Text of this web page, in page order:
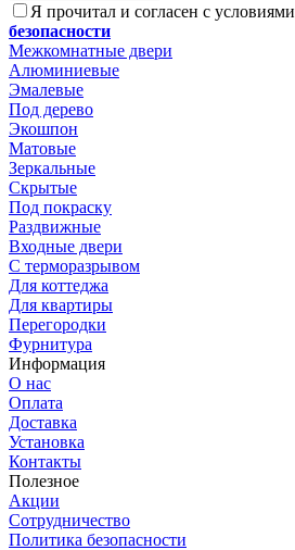
Я прочитал и согласен с условиями
безопасности
Межкомнатные двери
Алюминиевые
Эмалевые
Под дерево
Экошпон
Матовые
Зеркальные
Скрытые
Под покраску
Раздвижные
Входные двери
С терморазрывом
Для коттеджа
Для квартиры
Перегородки
Фурнитура
Информация
О нас
Оплата
Доставка
Установка
Контакты
Полезное
Акции
Сотрудничество
Политика безопасности